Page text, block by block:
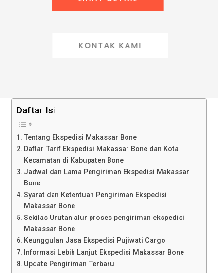
Daftar Isi
Tentang Ekspedisi Makassar Bone
Daftar Tarif Ekspedisi Makassar Bone dan Kota
Kecamatan di Kabupaten Bone
Jadwal dan Lama Pengiriman Ekspedisi Makassar
Bone
Syarat dan Ketentuan Pengiriman Ekspedisi
Makassar Bone
Sekilas Urutan alur proses pengiriman ekspedisi
Makassar Bone
Keunggulan Jasa Ekspedisi Pujiwati Cargo
Informasi Lebih Lanjut Ekspedisi Makassar Bone
Update Pengiriman Terbaru